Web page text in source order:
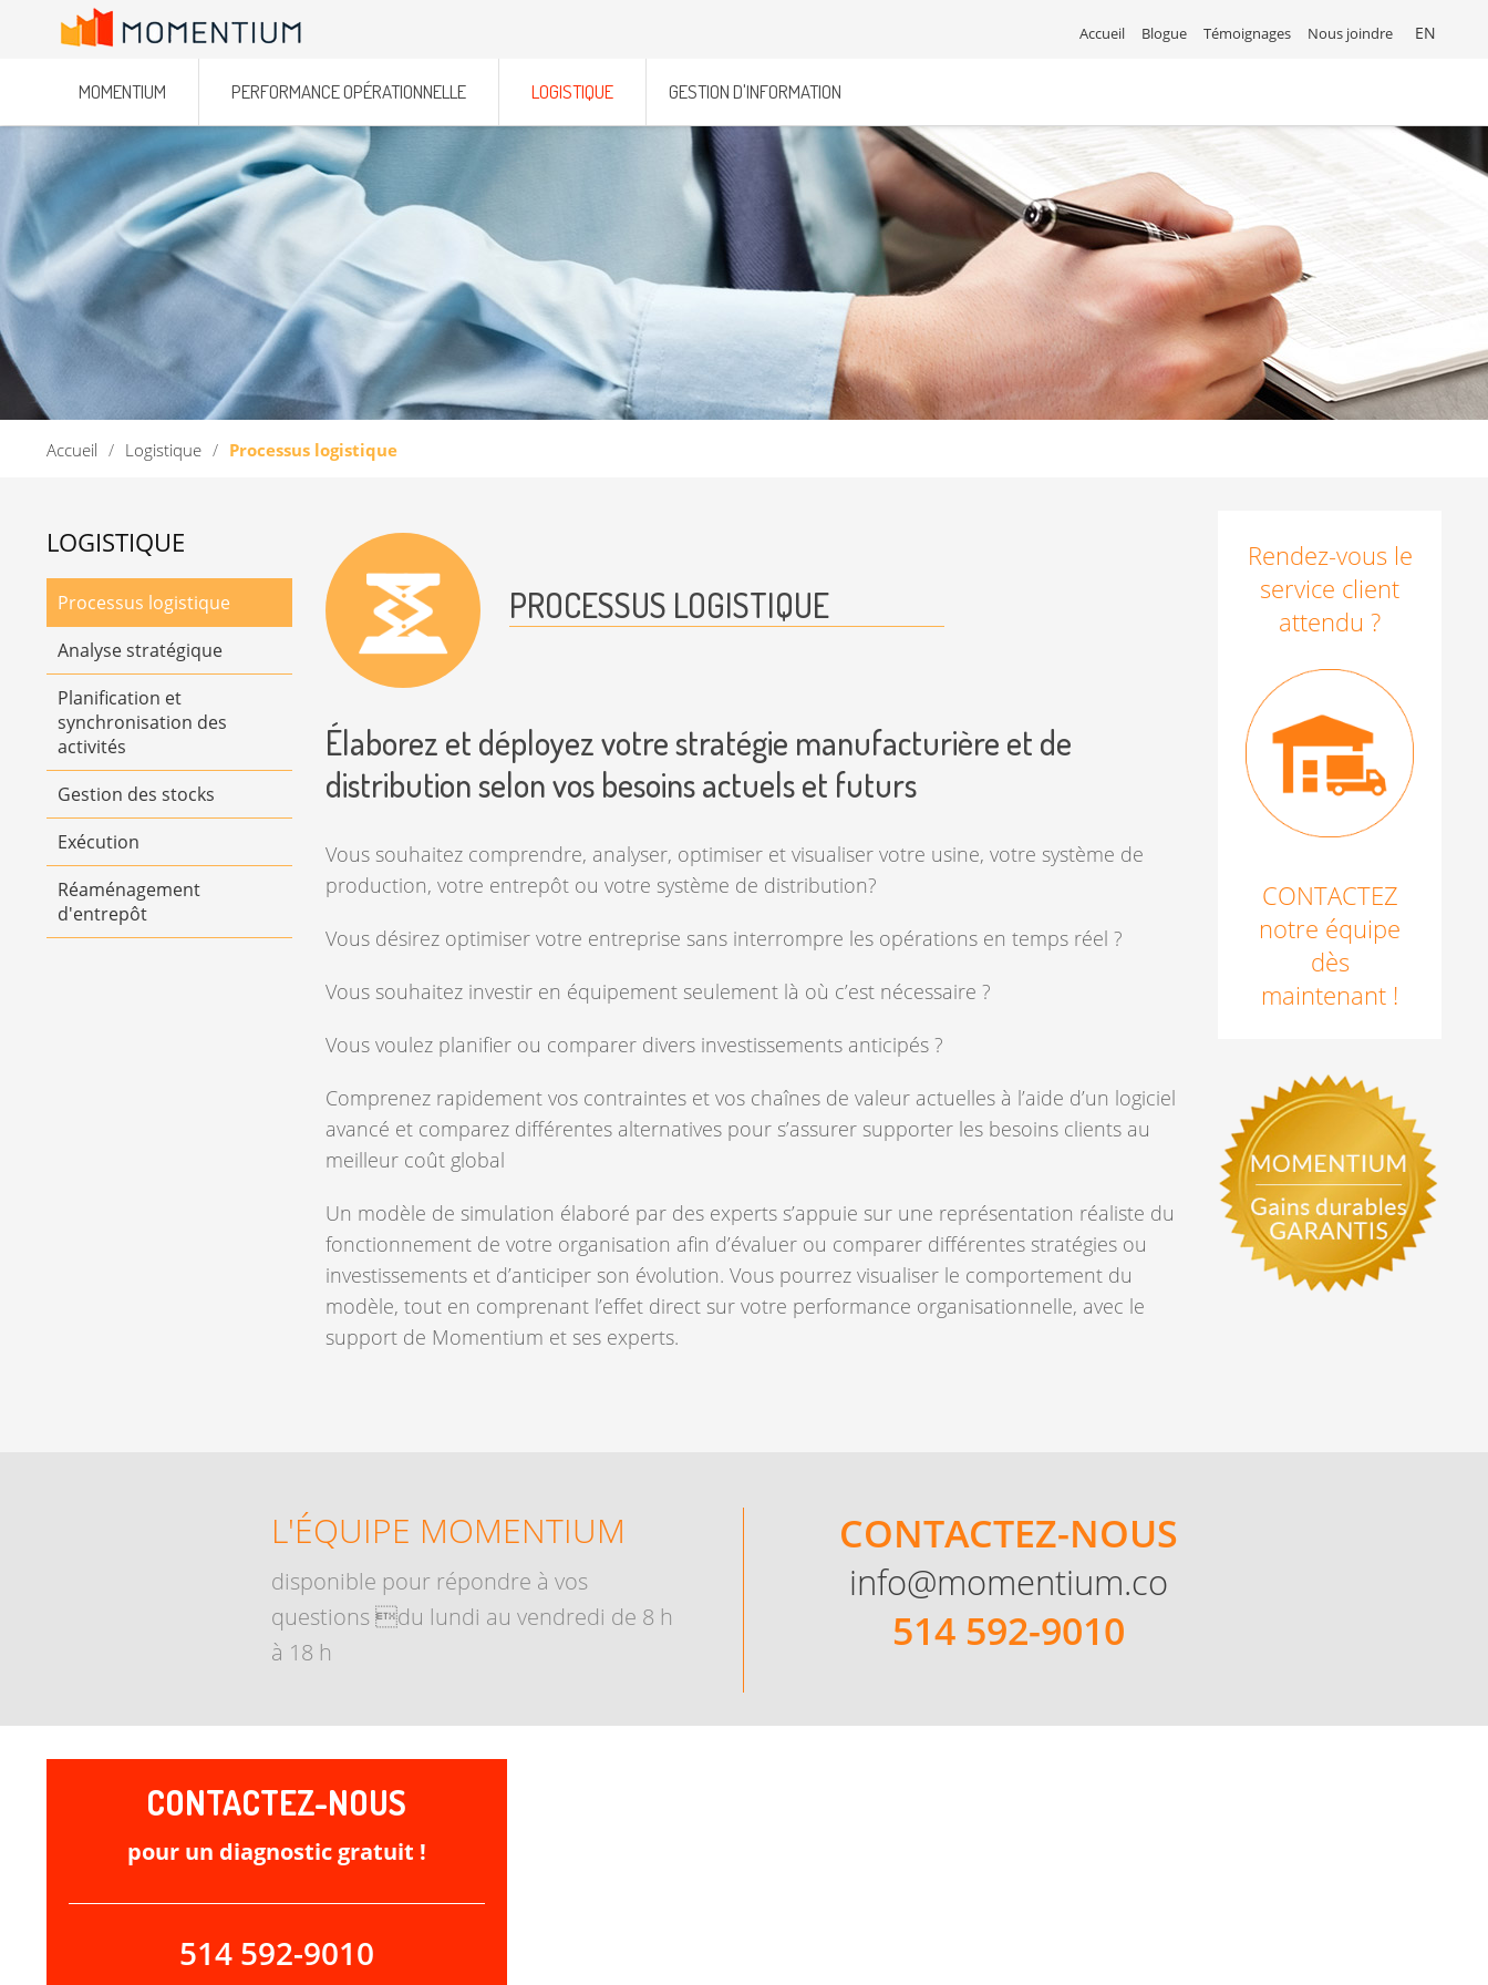
Accueil / Logistique / Processus logistique
Rendez-vous le
service client
attendu ?
CONTACTEZ
notre équipe
dès
maintenant !
PROCESSUS LOGISTIQUE
Élaborez et déployez votre stratégie manufacturière et de
distribution selon vos besoins actuels et futurs
Vous souhaitez comprendre, analyser, optimiser et visualiser votre usine, votre système de
production, votre entrepôt ou votre système de distribution?
Vous désirez optimiser votre entreprise sans interrompre les opérations en temps réel ?
Vous souhaitez investir en équipement seulement là où c’est nécessaire ?
Vous voulez planifier ou comparer divers investissements anticipés ?
Comprenez rapidement vos contraintes et vos chaînes de valeur actuelles à l’aide d’un logiciel
avancé et comparez différentes alternatives pour s’assurer supporter les besoins clients au
meilleur coût global
Un modèle de simulation élaboré par des experts s’appuie sur une représentation réaliste du
fonctionnement de votre organisation afin d’évaluer ou comparer différentes stratégies ou
investissements et d’anticiper son évolution. Vous pourrez visualiser le comportement du
modèle, tout en comprenant l’effet direct sur votre performance organisationnelle, avec le
support de Momentium et ses experts.
LOGISTIQUE
Processus logistique
Analyse stratégique
Planification et
synchronisation des
activités
Gestion des stocks
Exécution
Réaménagement
d'entrepôt
L'ÉQUIPE MOMENTIUM
disponible pour répondre à vos
questions du lundi au vendredi de 8 h
à 18 h
CONTACTEZ-NOUS
info@momentium.co
514 592-9010
CONTACTEZ-NOUS
pour un diagnostic gratuit !
514 592-9010
EN
Accueil Blogue Témoignages Nous joindre
MOMENTIUM PERFORMANCE OPÉRATIONNELLE LOGISTIQUE GESTION D'INFORMATION